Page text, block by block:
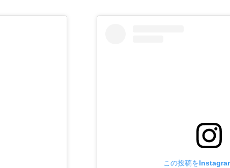
この投稿を